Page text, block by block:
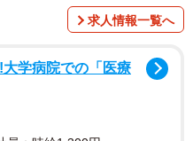
求人情報一覧へ
学病院での「医療